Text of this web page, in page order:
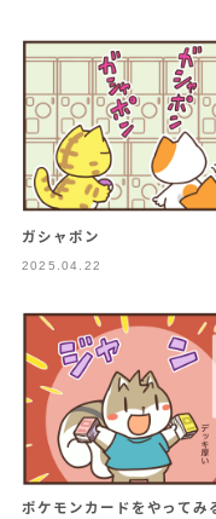
ガシャポン
2025.04.22
ポケモンカードをやってみ